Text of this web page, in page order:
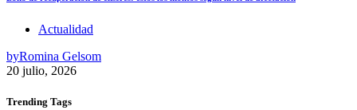
Actualidad
byRomina Gelsom
20 julio, 2026
Trending Tags